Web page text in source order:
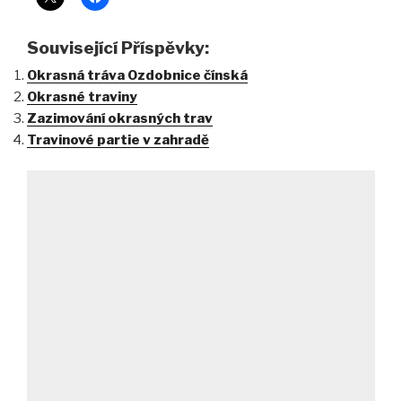
Související Příspěvky:
Okrasná tráva Ozdobnice čínská
Okrasné traviny
Zazimování okrasných trav
Travinové partie v zahradě